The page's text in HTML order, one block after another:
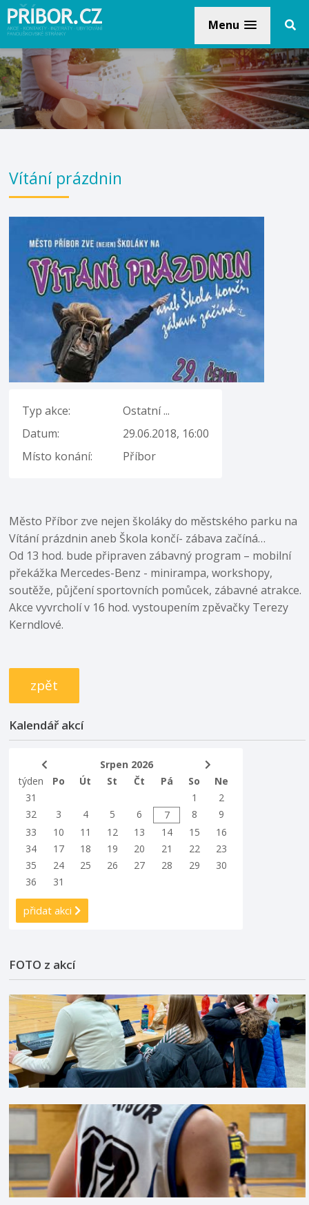
Menu
Vítání prázdnin
Typ akce:
Ostatní ...
Datum:
29.06.2018, 16:00
Místo konání:
Příbor
Město Příbor zve nejen školáky do městského parku na
Vítání prázdnin aneb Škola končí- zábava začíná…
Od 13 hod. bude připraven zábavný program – mobilní
překážka Mercedes-Benz - minirampa, workshopy,
soutěže, půjčení sportovních pomůcek, zábavné atrakce.
Akce vyvrcholí v 16 hod. vystoupením zpěvačky Terezy
Kerndlové.
zpět
Kalendář akcí
Srpen 2026
týden
Po Út St Čt Pá So
Ne
31
1
2
32
3 4 5 6 7 8
9
33
10 11 12 13 14 15
16
34
17 18 19 20 21 22
23
35
24 25 26 27 28 29
30
36
31
přidat akci
FOTO z akcí